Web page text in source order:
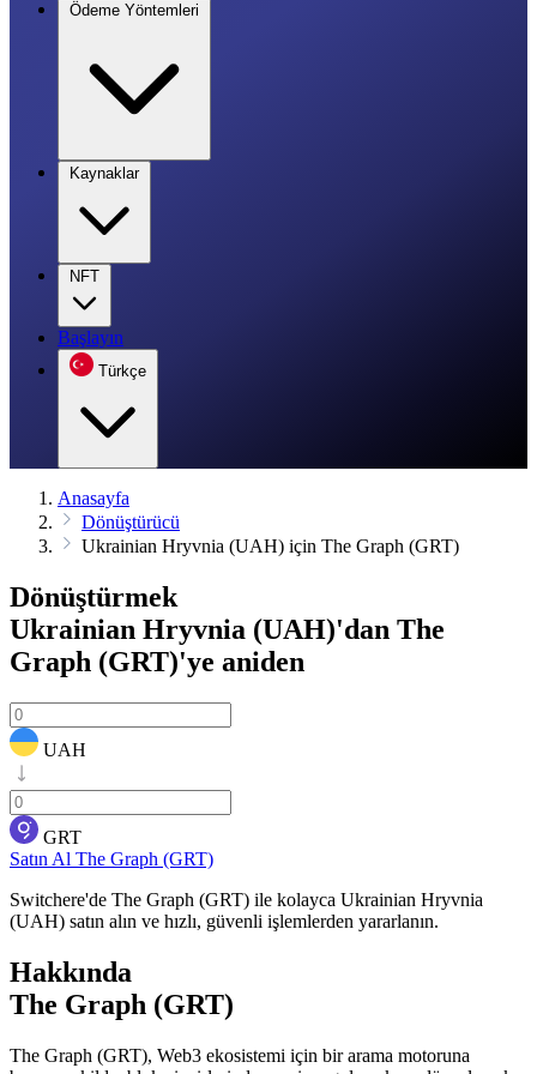
Ödeme Yöntemleri
Kaynaklar
NFT
Başlayın
Türkçe
Anasayfa
Dönüştürücü
Ukrainian Hryvnia (UAH) için The Graph (GRT)
Dönüştürmek
Ukrainian Hryvnia (UAH)'dan The
Graph (GRT)'ye aniden
UAH
GRT
Satın Al The Graph (GRT)
Switchere'de The Graph (GRT) ile kolayca Ukrainian Hryvnia
(UAH) satın alın ve hızlı, güvenli işlemlerden yararlanın.
Hakkında
The Graph (GRT)
The Graph (GRT), Web3 ekosistemi için bir arama motoruna